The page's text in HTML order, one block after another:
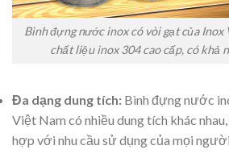
Bình đựng nước inox có vòi gạt của
chất liệu inox 304 cao cấp, có khả
Đa dạng dung tích: Bình đựng nước
Việt Nam có nhiều dung tích khác
hợp với nhu cầu sử dụng của mọi